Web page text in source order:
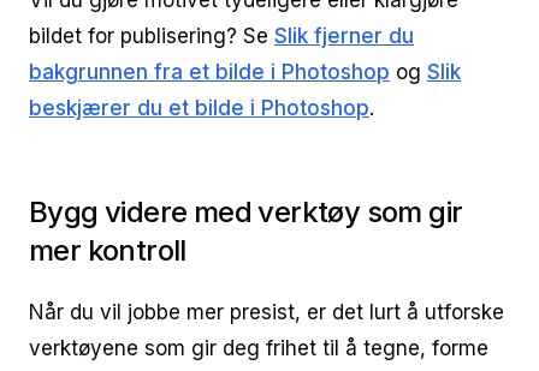
bildet for publisering? Se Slik fjerner du
bakgrunnen fra et bilde i Photoshop og Slik
beskjærer du et bilde i Photoshop.
Bygg videre med verktøy som gir
mer kontroll
Når du vil jobbe mer presist, er det lurt å utforske
verktøyene som gir deg frihet til å tegne, forme